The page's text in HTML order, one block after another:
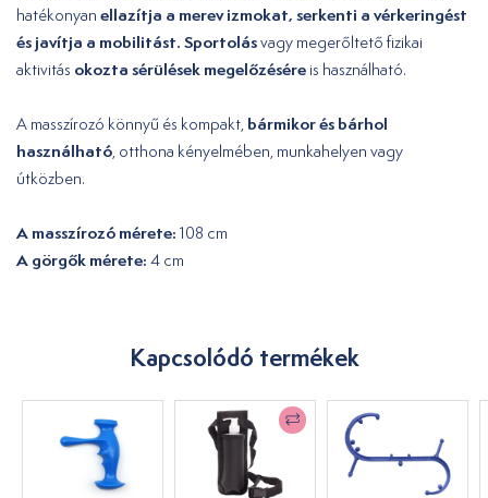
hatékonyan ellazítja a merev izmokat, serkenti a vérkeringést
és javítja a mobilitást.Sportolásvagy megerőltető fizikai
aktivitás okozta sérülések megelőzésére is használható.
A masszírozó könnyű és kompakt, bármikor és bárhol
használható , otthona kényelmében, munkahelyen vagy
útközben.
A masszírozó mérete: 108 cm
A görgők mérete: 4 cm
Kapcsolódó termékek